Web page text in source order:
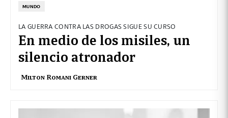
MUNDO
LA GUERRA CONTRA LAS DROGAS SIGUE SU CURSO
En medio de los misiles, un
silencio atronador
Milton Romani Gerner